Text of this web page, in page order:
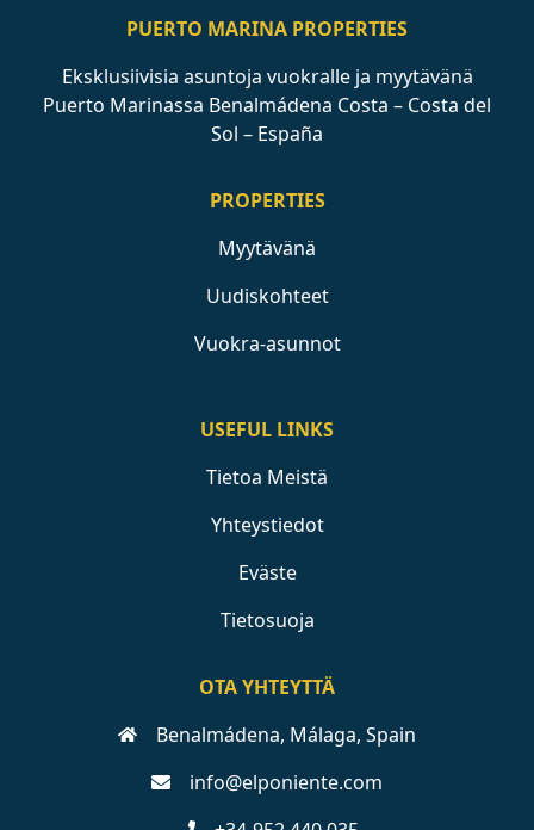
PUERTO MARINA PROPERTIES
Eksklusiivisia asuntoja vuokralle ja myytävänä
Puerto Marinassa Benalmádena Costa – Costa del
Sol – España
PROPERTIES
Myytävänä
Uudiskohteet
Vuokra-asunnot
USEFUL LINKS
Tietoa Meistä
Yhteystiedot
Eväste
Tietosuoja
OTA YHTEYTTÄ
Benalmádena, Málaga, Spain
info@elponiente.com